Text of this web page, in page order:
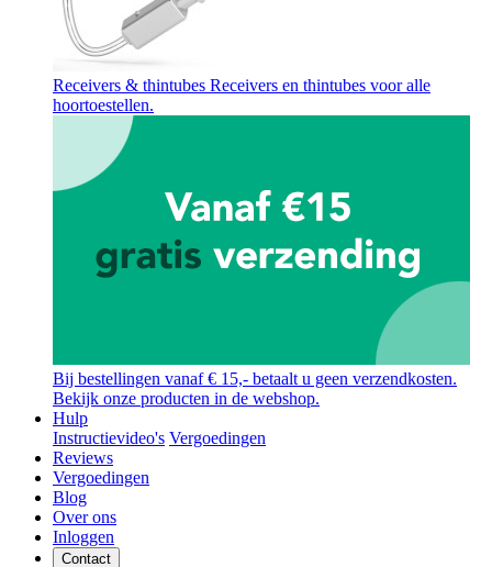
Receivers & thintubes Receivers en thintubes voor alle
hoortoestellen.
Bij bestellingen vanaf € 15,- betaalt u geen verzendkosten.
Bekijk onze producten in de webshop.
Hulp
Instructievideo's Vergoedingen
Reviews
Vergoedingen
Blog
Over ons
Inloggen
Contact